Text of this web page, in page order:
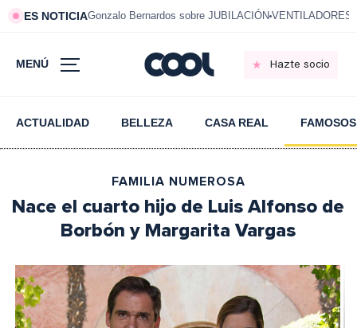
ES NOTICIAGonzalo Bernardos sobre JUBILACIÓN VENTILADORES
MENÚ Hazte socio
ACTUALIDAD BELLEZA CASA REAL FAMOSOS
FAMILIA NUMEROSA
Nace el cuarto hijo de Luis Alfonso de
Borbón y Margarita Vargas